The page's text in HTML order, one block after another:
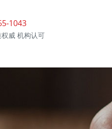
1043
威 机构认可